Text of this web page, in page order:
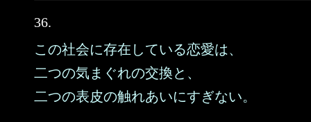
36.
この社会に存在している恋愛は、
二つの気まぐれの交換と、
二つの表皮の触れあいにすぎない。